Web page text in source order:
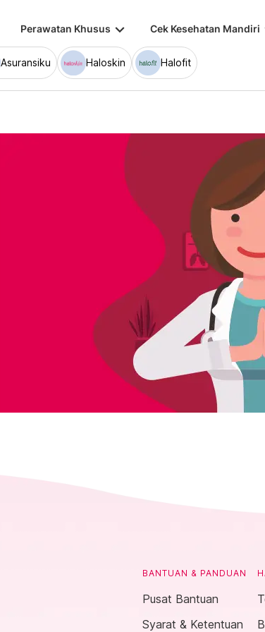
Perawatan Khusus keyboard_arrow_down Cek Kesehatan Mandiri
Asuransiku Haloskin Halofit
BANTUAN & PANDUAN
Pusat Bantuan
Syarat & Ketentuan